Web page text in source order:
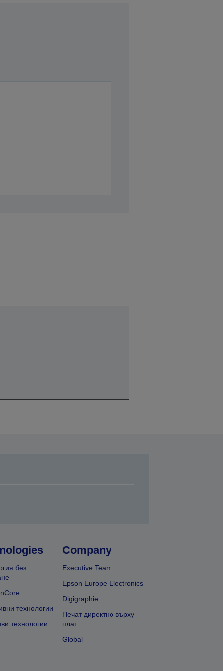
без
технологии
технологии
Company
Executive Team
Epson Europe Electronics
Digigraphie
Печат директно върху
плат
Global